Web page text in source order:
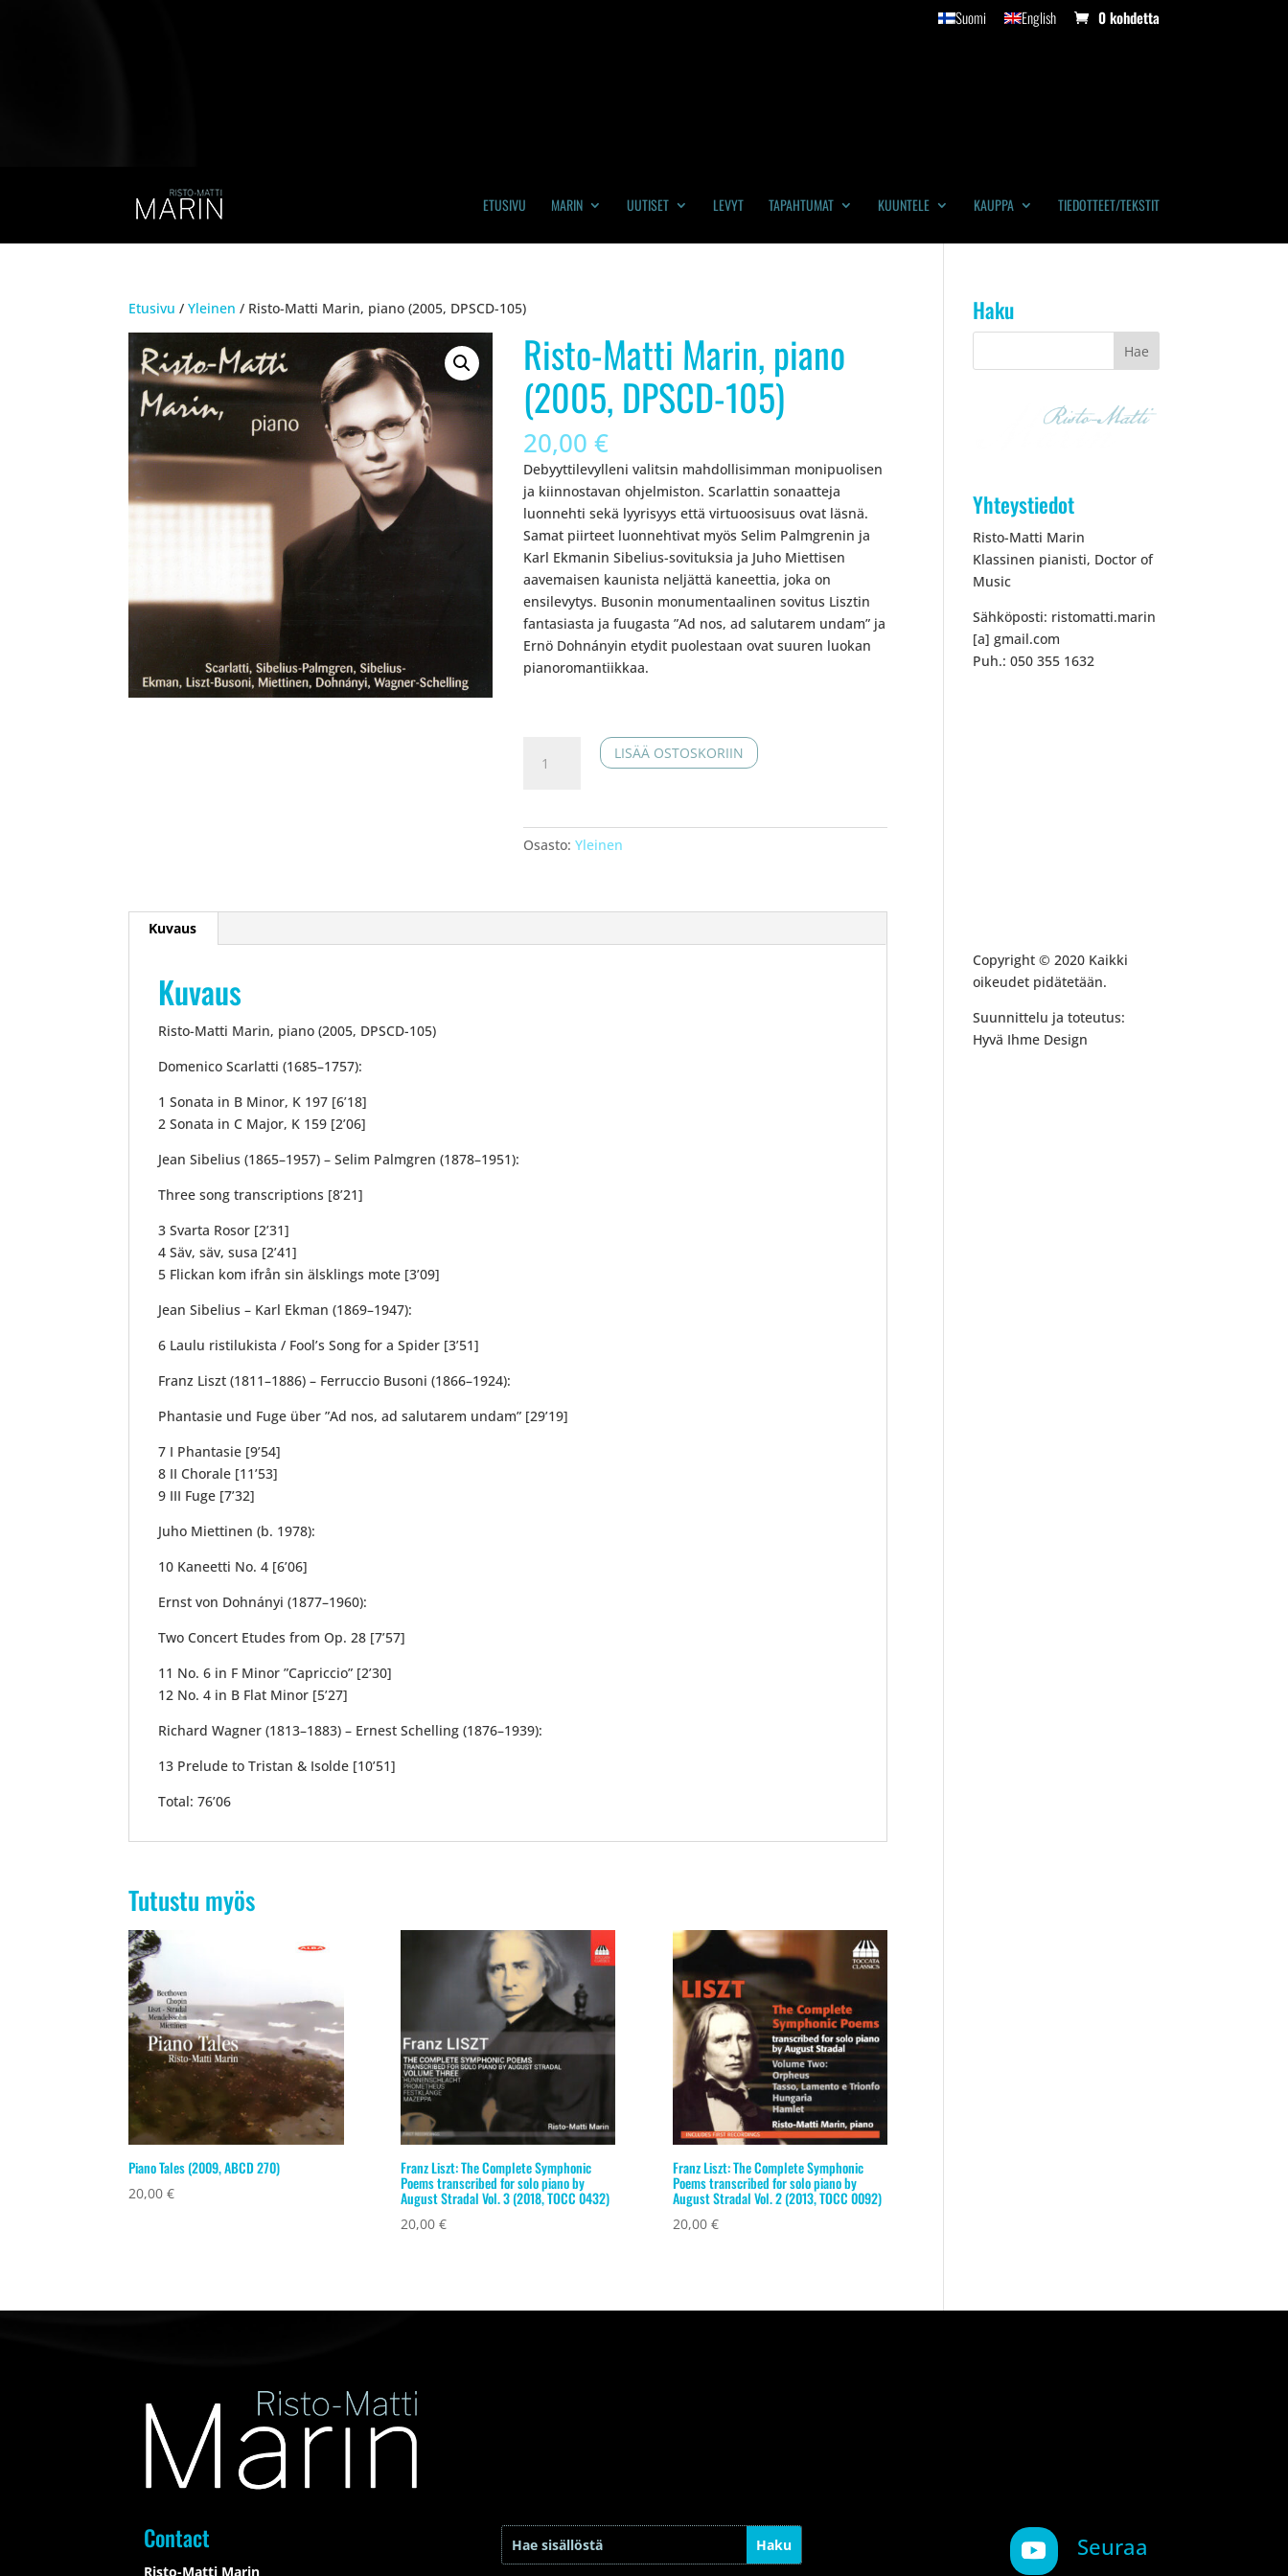
Suomi English 0 kohdetta
ETUSIVU MARIN UUTISET LEVYT TAPAHTUMAT KUUNTELE KAUPPA TIEDOTTEET/TEKSTIT
Etusivu /Yleinen / Risto-Matti Marin, piano (2005, DPSCD-105)
Risto-Matti Marin, piano
(2005, DPSCD-105)
20,00€
Debyyttilevylleni valitsin mahdollisimman monipuolisen
ja kiinnostavan ohjelmiston. Scarlattin sonaatteja
luonnehti sekä lyyrisyys että virtuoosisuus ovat läsnä.
Samat piirteet luonnehtivat myös Selim Palmgrenin ja
Karl Ekmanin Sibelius-sovituksia ja Juho Miettisen
aavemaisen kaunista neljättä kaneettia, joka on
ensilevytys. Busonin monumentaalinen sovitus Lisztin
fantasiasta ja fuugasta ”Ad nos, ad salutarem undam” ja
Ernö Dohnányin etydit puolestaan ovat suuren luokan
pianoromantiikkaa.
Matti
LISÄÄ OSTOSKORIIN
Osasto:Yleinen
Kuvaus
Kuvaus
Risto-Matti Marin, piano (2005, DPSCD-105)
Domenico Scarlatti (1685–1757):
1 Sonata in B Minor, K 197 [6’18]
2 Sonata in C Major, K 159 [2’06]
Jean Sibelius (1865–1957) – Selim Palmgren (1878–1951):
Three song transcriptions [8’21]
3 Svarta Rosor [2’31]
4 Säv, säv, susa [2’41]
5 Flickan kom ifrån sin älsklings mote [3’09]
Jean Sibelius – Karl Ekman (1869–1947):
6 Laulu ristilukista / Fool’s Song for a Spider [3’51]
Franz Liszt (1811–1886) – Ferruccio Busoni (1866–1924):
Phantasie und Fuge über ”Ad nos, ad salutarem undam” [29’19]
7 I Phantasie [9’54]
8 II Chorale [11’53]
9 III Fuge [7’32]
Juho Miettinen (b. 1978):
10 Kaneetti No. 4 [6’06]
Ernst von Dohnányi (1877–1960):
Two Concert Etudes from Op. 28 [7’57]
11 No. 6 in F Minor ”Capriccio” [2’30]
12 No. 4 in B Flat Minor [5’27]
Richard Wagner (1813–1883) – Ernest Schelling (1876–1939):
13 Prelude to Tristan & Isolde [10’51]
Total: 76’06
Tutustu myös
Piano Tales (2009, ABCD 270)
20,00€
Franz Liszt: The Complete Symphonic
Poems transcribed for solo piano by
August Stradal Vol. 3 (2018, TOCC 0432)
20,00 €
Franz Liszt: The Complete Symphonic
Poems transcribed for solo piano by
August Stradal Vol. 2 (2013, TOCC 0092)
20,00 €
Haku
Yhteystiedot
Risto-Matti Marin
Klassinen pianisti, Doctor of
Music
Sähköposti: ristomatti.marin
[a] gmail.com
Puh.: 050 355 1632
Copyright © 2020 Kaikki
oikeudet pidätetään.
Suunnittelu ja toteutus:
Hyvä Ihme Design
Contact
Risto-Matti Marin
Seuraa